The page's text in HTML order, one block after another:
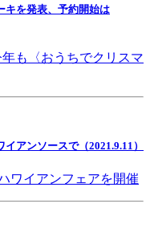
キを発表、予約開始は
も〈おうちでクリスマ
アンソースで（2021.9.11）
ワイアンフェアを開催